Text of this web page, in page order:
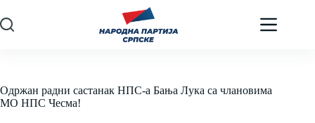
to
content
Одржан радни састанак НПС-а Бања Лука са члановима
МО НПС Чесма!